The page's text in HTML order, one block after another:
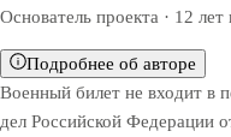
Основатель проекта · 12
Подробнее об авторе
Военный билет не входит в
дел Российской Федерации